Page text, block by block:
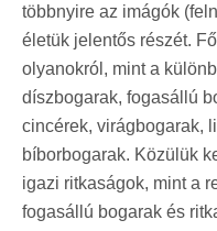
többnyire az imágók
életük jelentős részét.
olyanokról, mint a
díszbogarak, fogasállú
cincérek, virágbogarak,
bíborbogarak. Közülük
igazi ritkaságok, mint a
fogasállú bogarak és